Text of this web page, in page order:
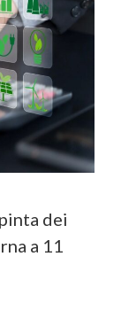
dei
a 11